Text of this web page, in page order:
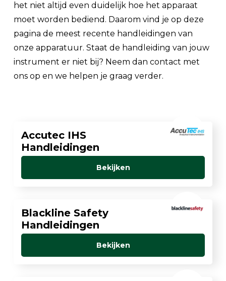
het niet altijd even duidelijk hoe het apparaat
moet worden bediend. Daarom vind je op deze
pagina de meest recente handleidingen van
onze apparatuur. Staat de handleiding van jouw
instrument er niet bij? Neem dan contact met
ons op en we helpen je graag verder.
Accutec IHS
Handleidingen
Bekijken
Blackline Safety
Handleidingen
Bekijken